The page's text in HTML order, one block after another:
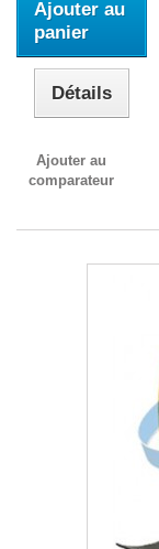
Ajouter au
panier
Détails
Ajouter au
comparateur